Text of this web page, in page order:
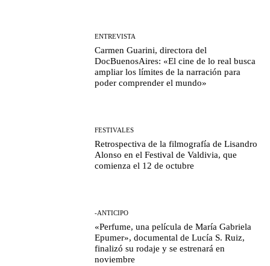
ENTREVISTA
Carmen Guarini, directora del
DocBuenosAires: «El cine de lo real busca
ampliar los límites de la narración para
poder comprender el mundo»
FESTIVALES
Retrospectiva de la filmografía de Lisandro
Alonso en el Festival de Valdivia, que
comienza el 12 de octubre
-ANTICIPO
«Perfume, una película de María Gabriela
Epumer», documental de Lucía S. Ruiz,
finalizó su rodaje y se estrenará en
noviembre